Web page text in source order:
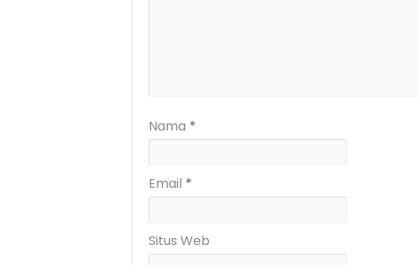
Nama *
Email *
Situs Web